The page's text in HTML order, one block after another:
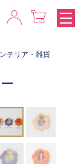
テリア・雑貨